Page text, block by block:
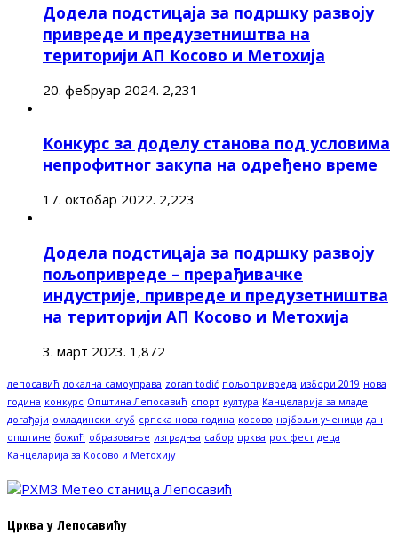
Додела подстицаја за подршку развоју
привреде и предузетништва на
територији АП Косово и Метохија
20. фебруар 2024. 2,231
Конкурс за доделу станова под условима
непрофитног закупа на одређено време
17. октобар 2022. 2,223
Додела подстицаја за подршку развоју
пољопривреде – прерађивачке
индустрије, привреде и предузетништва
на територији АП Косово и Метохија
3. март 2023. 1,872
лепосавић локална самоуправа zoran todić пољопривреда избори 2019 нова
година конкурс Општина Лепосавић спорт култура Канцеларија за младе
догађаји омладински клуб српска нова година косово најбољи ученици дан
општине божић образовање изградња сабор црква рок фест деца
Канцеларија за Косово и Метохију
Црква у Лепосавићу